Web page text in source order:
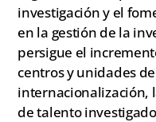
investigación y el
en la gestión de la
persigue el
centros y unidades
internacionalización,
de talento